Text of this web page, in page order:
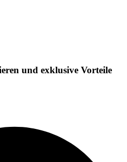
und exklusive Vorteile